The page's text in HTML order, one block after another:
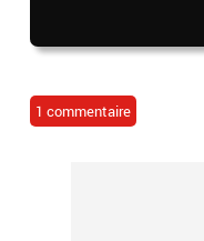
1 commentaire